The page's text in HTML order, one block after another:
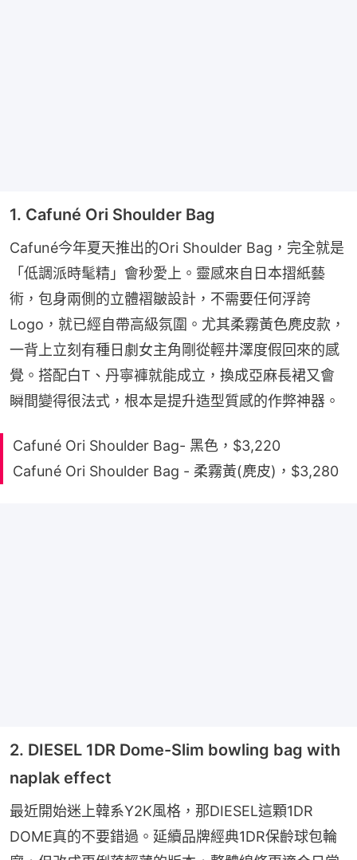
1. Cafuné Ori Shoulder Bag
Cafuné今年夏天推出的Ori Shoulder Bag，完全就是
「低調派時髦精」會秒愛上。靈感來自日本摺紙藝
術，包身兩側的立體褶皺設計，不需要任何浮誇
Logo，就已經自帶高級氛圍。尤其柔霧黃色麂皮款，
一背上立刻有種日劇女主角剛從輕井澤度假回來的感
覺。搭配白T、丹寧褲就能成立，換成亞麻長裙又會
瞬間變得很法式，根本是提升造型質感的作弊神器。
Cafuné Ori Shoulder Bag- 黑色，$3,220
Cafuné Ori Shoulder Bag - 柔霧黃(麂皮)，$3,280
2. DIESEL 1DR Dome-Slim bowling bag with
naplak effect
最近開始迷上韓系Y2K風格，那DIESEL這顆1DR
DOME真的不要錯過。延續品牌經典1DR保齡球包輪